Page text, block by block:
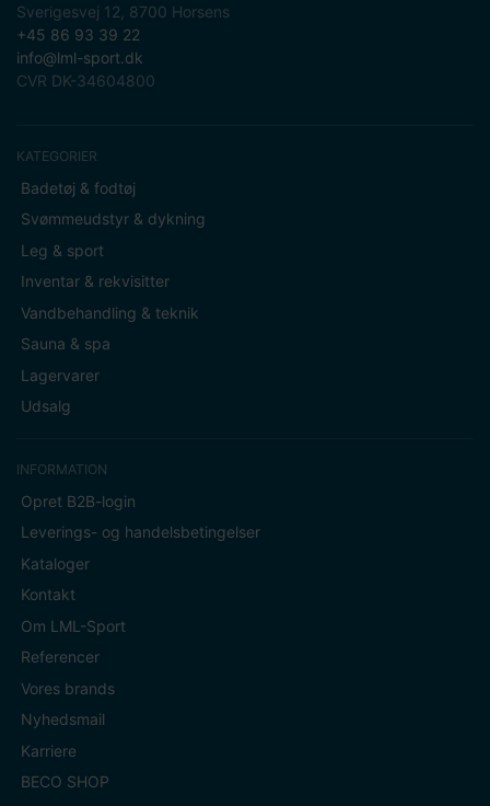
Sverigesvej 12, 8700 Horsens
+45 86 93 39 22
info@lml-sport.dk
CVR DK-34604800
KATEGORIER
Badetøj & fodtøj
Svømmeudstyr & dykning
Leg & sport
Inventar & rekvisitter
Vandbehandling & teknik
Sauna & spa
Lagervarer
Udsalg
INFORMATION
Opret B2B-login
Leverings- og handelsbetingelser
Kataloger
Kontakt
Om LML-Sport
Referencer
Vores brands
Nyhedsmail
Karriere
BECO SHOP